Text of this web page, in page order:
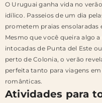
O Uruguai ganha vida no
idílico. Passeios de um dia
prometem praias ensolaradas
Mesmo que você queira algo
intocadas de Punta del Este
perto de Colonia, o verão
perfeita tanto para viagens
românticas.
Atividades para